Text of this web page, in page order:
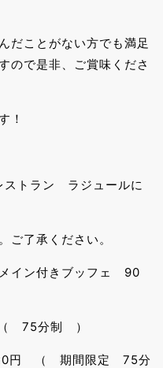
だことがない方でも満足
ので是非、ご賞味くださ
！
トラン ラジュールに
ご了承ください。
イン付きブッフェ 90
75分制 ）
円 （ 期間限定 75分